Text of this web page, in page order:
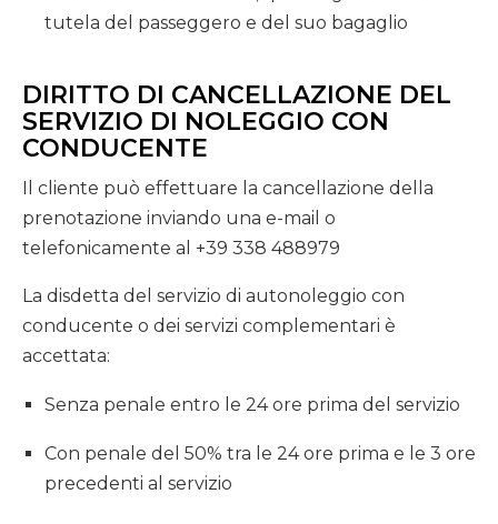
tutela del passeggero e del suo bagaglio
DIRITTO DI CANCELLAZIONE DEL
SERVIZIO DI NOLEGGIO CON
CONDUCENTE
Il cliente può effettuare la cancellazione della
prenotazione inviando una e-mail o
telefonicamente al +39 338 488979
La disdetta del servizio di autonoleggio con
conducente o dei servizi complementari è
accettata:
Senza penale entro le 24 ore prima del servizio
Con penale del 50% tra le 24 ore prima e le 3 ore
precedenti al servizio